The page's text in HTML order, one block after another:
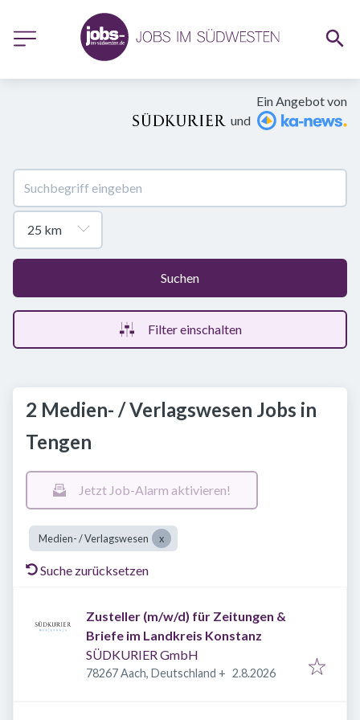
Ein Angebot von
und
Suchen
Filter einschalten
2 Medien- / Verlagswesen Jobs in
Tengen
Jetzt Job-Alarm aktivieren!
Medien- / Verlagswesen
Suche zurücksetzen
Zusteller (m/w/d) für Zeitungen &
Briefe im Landkreis Konstanz
SÜDKURIER GmbH
78267 Aach, Deutschland + Veröffentlicht
2.8.2026